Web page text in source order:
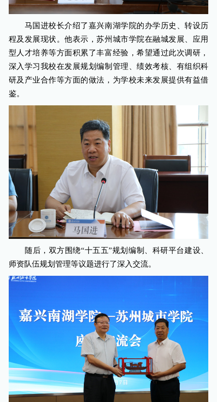
马国进校长介绍了嘉兴南湖学院的办学历史、转设历
程及发展现状。他表示，苏州城市学院在融城发展、应用
型人才培养等方面积累了丰富经验，希望通过此次调研，
深入学习我校在发展规划编制管理、绩效考核、有组织科
研及产业合作等方面的做法，为学校未来发展提供有益借
鉴。
随后，双方围绕“十五五”规划编制、科研平台建设、
师资队伍规划管理等议题进行了深入交流。